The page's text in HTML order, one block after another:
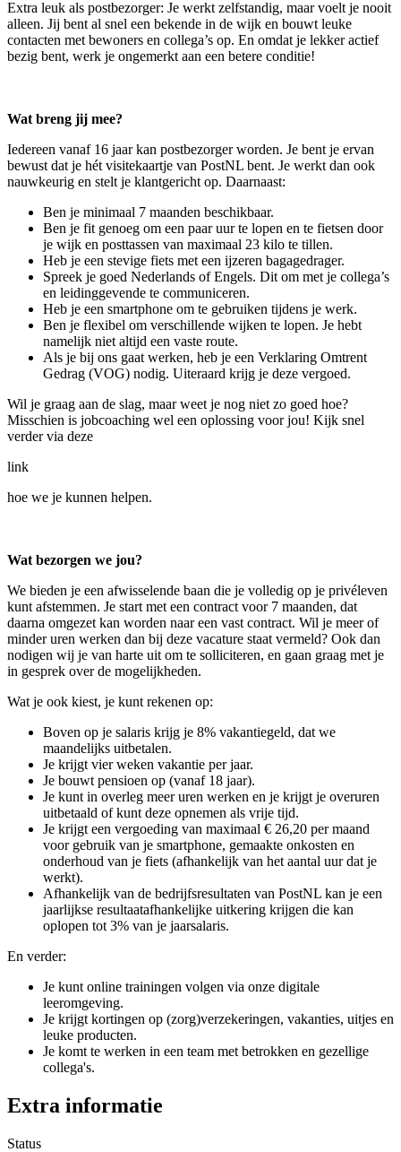
Extra leuk als postbezorger: Je werkt zelfstandig, maar voelt je nooit
alleen. Jij bent al snel een bekende in de wijk en bouwt leuke
contacten met bewoners en collega’s op. En omdat je lekker actief
bezig bent, werk je ongemerkt aan een betere conditie!
Wat breng jij mee?
Iedereen vanaf 16 jaar kan postbezorger worden. Je bent je ervan
bewust dat je hét visitekaartje van PostNL bent. Je werkt dan ook
nauwkeurig en stelt je klantgericht op. Daarnaast:
Ben je minimaal 7 maanden beschikbaar.
Ben je fit genoeg om een paar uur te lopen en te fietsen door
je wijk en posttassen van maximaal 23 kilo te tillen.
Heb je een stevige fiets met een ijzeren bagagedrager.
Spreek je goed Nederlands of Engels. Dit om met je collega’s
en leidinggevende te communiceren.
Heb je een smartphone om te gebruiken tijdens je werk.
Ben je flexibel om verschillende wijken te lopen. Je hebt
namelijk niet altijd een vaste route.
Als je bij ons gaat werken, heb je een Verklaring Omtrent
Gedrag (VOG) nodig. Uiteraard krijg je deze vergoed.
Wil je graag aan de slag, maar weet je nog niet zo goed hoe?
Misschien is jobcoaching wel een oplossing voor jou! Kijk snel
verder via deze
link
hoe we je kunnen helpen.
Wat bezorgen we jou?
We bieden je een afwisselende baan die je volledig op je privéleven
kunt afstemmen. Je start met een contract voor 7 maanden, dat
daarna omgezet kan worden naar een vast contract. Wil je meer of
minder uren werken dan bij deze vacature staat vermeld? Ook dan
nodigen wij je van harte uit om te solliciteren, en gaan graag met je
in gesprek over de mogelijkheden.
Wat je ook kiest, je kunt rekenen op:
Boven op je salaris krijg je 8% vakantiegeld, dat we
maandelijks uitbetalen.
Je krijgt vier weken vakantie per jaar.
Je bouwt pensioen op (vanaf 18 jaar).
Je kunt in overleg meer uren werken en je krijgt je overuren
uitbetaald of kunt deze opnemen als vrije tijd.
Je krijgt een vergoeding van maximaal € 26,20 per maand
voor gebruik van je smartphone, gemaakte onkosten en
onderhoud van je fiets (afhankelijk van het aantal uur dat je
werkt).
Afhankelijk van de bedrijfsresultaten van PostNL kan je een
jaarlijkse resultaatafhankelijke uitkering krijgen die kan
oplopen tot 3% van je jaarsalaris.
En verder:
Je kunt online trainingen volgen via onze digitale
leeromgeving.
Je krijgt kortingen op (zorg)verzekeringen, vakanties, uitjes en
leuke producten.
Je komt te werken in een team met betrokken en gezellige
collega's.
Extra informatie
Status